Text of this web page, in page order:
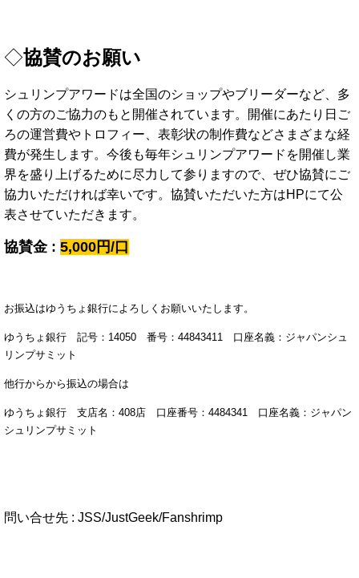
◇協賛のお願い
シュリンプアワードは全国のショップやブリーダーなど、多
くの方のご協力のもと開催されています。開催にあたり日ご
ろの運営費やトロフィー、表彰状の制作費などさまざまな経
費が発生します。今後も毎年シュリンプアワードを開催し業
界を盛り上げるために尽力して参りますので、ぜひ協賛にご
協力いただければ幸いです。協賛いただいた方はHPにて公
表させていただきます。
協賛金 : 5,000円/口
お振込はゆうちょ銀行によろしくお願いいたします。
ゆうちょ銀行 記号：14050 番号：44843411 口座名義：ジャパンシュ
リンプサミット
他行からから振込の場合は
ゆうちょ銀行 支店名：408店 口座番号 ：4484341 口座名義：ジャパン
シュリンプサミット
問い合せ先 : JSS/JustGeek/Fanshrimp